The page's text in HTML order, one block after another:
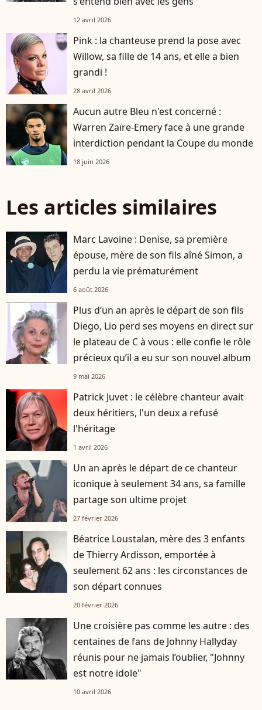
12 avril 2026
Pink : la chanteuse prend la pose avec
Willow, sa fille de 14 ans, et elle a bien
grandi !
28 avril 2026
Aucun autre Bleu n'est concerné :
Warren Zaïre-Emery face à une grande
interdiction pendant la Coupe du monde
18 juin 2026
Les articles similaires
Marc Lavoine : Denise, sa première
épouse, mère de son fils aîné Simon, a
perdu la vie prématurément
6 août 2026
player2
Plus d’un an après le départ de son fils
Diego, Lio perd ses moyens en direct sur
le plateau de C à vous : elle confie le rôle
précieux qu’il a eu sur son nouvel album
9 mai 2026
Patrick Juvet : le célèbre chanteur avait
deux héritiers, l'un deux a refusé
l'héritage
1 avril 2026
Un an après le départ de ce chanteur
iconique à seulement 34 ans, sa famille
partage son ultime projet
27 février 2026
Béatrice Loustalan, mère des 3 enfants
de Thierry Ardisson, emportée à
seulement 62 ans : les circonstances de
son départ connues
20 février 2026
Une croisière pas comme les autre : des
centaines de fans de Johnny Hallyday
réunis pour ne jamais l’oublier, "Johnny
est notre idole"
10 avril 2026